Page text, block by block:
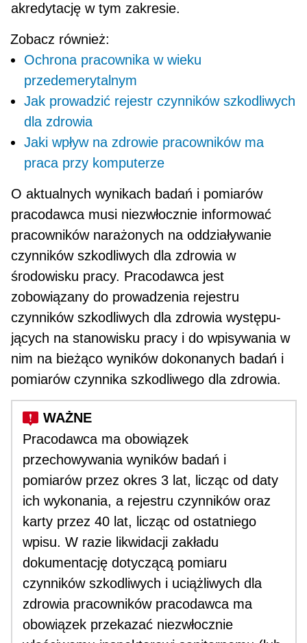
akredytację w tym zakresie.
Zobacz również:
Ochrona pracownika w wieku
przedemerytalnym
Jak prowadzić rejestr czynników szkodliwych
dla zdrowia
Jaki wpływ na zdrowie pracowników ma
praca przy komputerze
O aktualnych wynikach badań i pomiarów
praco­dawca musi niezwłocznie informować
pracowników narażonych na oddziaływanie
czynników szkodli­wych dla zdrowia w
środowisku pracy. Pracodawca jest
zobowiązany do prowadzenia reje­stru
czynników szkodliwych dla zdrowia występu­
jących na stanowisku pracy i do wpisywania w
nim na bieżąco wyników dokonanych badań i
pomiarów czynnika szkodliwego dla zdrowia.
Pracodawca ma obowiązek
przechowywania wyni­ków badań i
pomiarów przez okres 3 lat, licząc od daty
ich wykonania, a rejestru czynników oraz
karty przez 40 lat, licząc od ostatniego
wpisu. W razie likwidacji zakładu
dokumentację dotyczącą pomia­ru
czynników szkodliwych i uciążliwych dla
zdrowia pracowników pracodawca ma
obowiązek przeka­zać niezwłocznie